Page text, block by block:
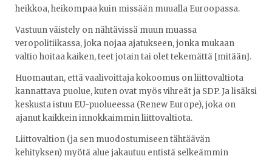
heikkoa, heikompaa kuin missään muualla Euroopassa.
Vastuun väistely on nähtävissä muun muassa
veropolitiikassa, joka nojaa ajatukseen, jonka mukaan
valtio hoitaa kaiken, teet jotain tai olet tekemättä [mitään].
Huomautan, että vaalivoittaja kokoomus on liittovaltiota
kannattava puolue, kuten ovat myös vihreät ja SDP. Ja lisäksi
keskusta istuu EU-puolueessa (Renew Europe), joka on
ajanut kaikkein innokkaimmin liittovaltiota.
Liittovaltion (ja sen muodostumiseen tähtäävän
kehityksen) myötä alue jakautuu entistä selkeämmin